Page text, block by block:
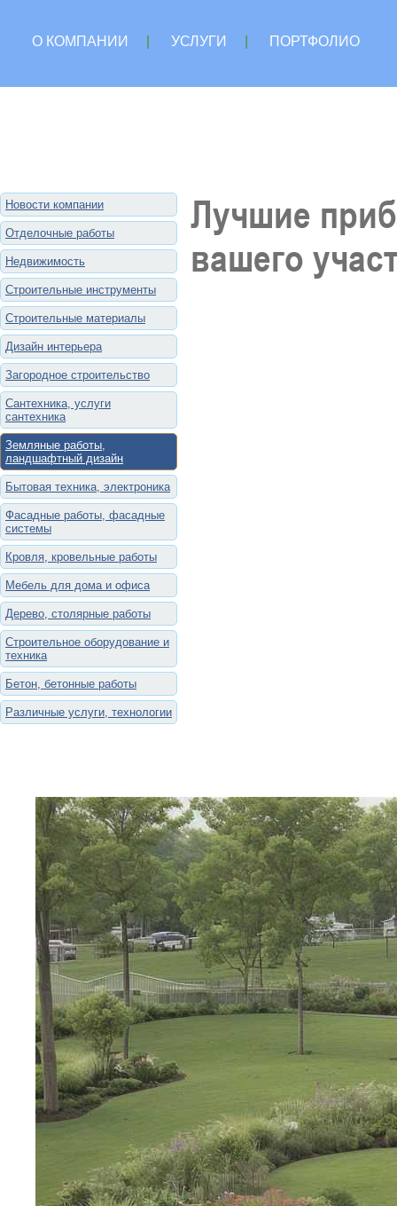
О КОМПАНИИ УСЛУГИ
ПОРТФОЛИО
Новости компании
Отделочные работы
Недвижимость
Строительные инструменты
Строительные материалы
Дизайн интерьера
Загородное строительство
Сантехника, услуги
сантехника
Земляные работы,
ландшафтный дизайн
Бытовая техника, электроника
Фасадные работы, фасадные
системы
Кровля, кровельные работы
Мебель для дома и офиса
Дерево, столярные работы
Строительное оборудование и
техника
Бетон, бетонные работы
Различные услуги, технологии
Лучшие
вашего